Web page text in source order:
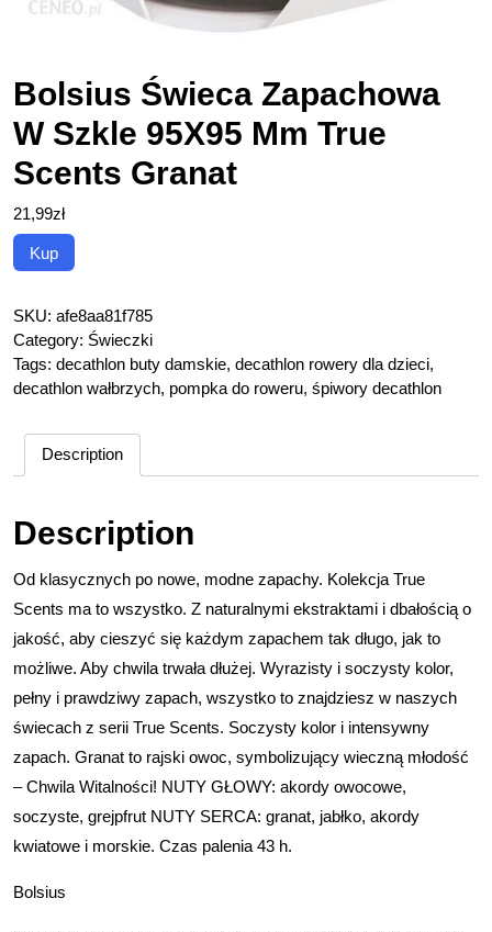
Bolsius Świeca Zapachowa
W Szkle 95X95 Mm True
Scents Granat
21,99zł
Kup
SKU: afe8aa81f785
Category: Świeczki
Tags: decathlon buty damskie, decathlon rowery dla dzieci,
decathlon wałbrzych, pompka do roweru, śpiwory decathlon
Description
Description
Od klasycznych po nowe, modne zapachy. Kolekcja True
Scents ma to wszystko. Z naturalnymi ekstraktami i dbałością o
jakość, aby cieszyć się każdym zapachem tak długo, jak to
możliwe. Aby chwila trwała dłużej. Wyrazisty i soczysty kolor,
pełny i prawdziwy zapach, wszystko to znajdziesz w naszych
świecach z serii True Scents. Soczysty kolor i intensywny
zapach. Granat to rajski owoc, symbolizujący wieczną młodość
– Chwila Witalności! NUTY GŁOWY: akordy owocowe,
soczyste, grejpfrut NUTY SERCA: granat, jabłko, akordy
kwiatowe i morskie. Czas palenia 43 h.
Bolsius